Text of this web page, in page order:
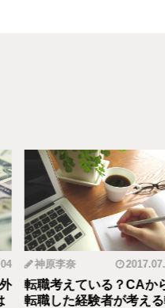
神原李奈 2017.07.18
転職考えている？CAから
転職した経験者が考える転